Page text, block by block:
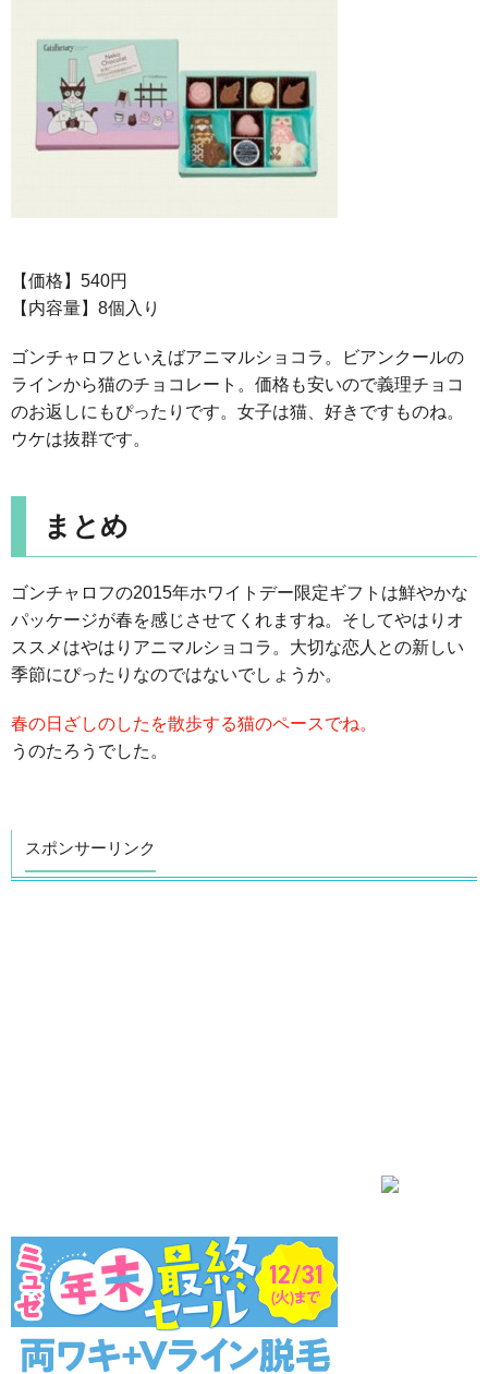
【価格】540円
【内容量】8個入り
ゴンチャロフといえばアニマルショコラ。ビアンクールの
ラインから猫のチョコレート。価格も安いので義理チョコ
のお返しにもぴったりです。女子は猫、好きですものね。
ウケは抜群です。
まとめ
ゴンチャロフの2015年ホワイトデー限定ギフトは鮮やかな
パッケージが春を感じさせてくれますね。そしてやはりオ
ススメはやはりアニマルショコラ。大切な恋人との新しい
季節にぴったりなのではないでしょうか。
春の日ざしのしたを散歩する猫のペースでね。
うのたろうでした。
スポンサーリンク